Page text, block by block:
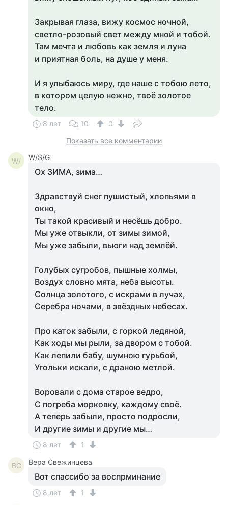
Закрывая глаза, вижу космос ночной,
светло-розовый свет между мной и тобой.
Там мечта и любовь как земля и луна
и приятная боль, на душе у меня.
И я улыбаюсь миру, где наше с тобою лето,
в котором целую нежно, твоё золотое
тело.
8 лет 10
0
Показать все комментарии
W/ W/S/G
Ох ЗИМА, зима…
Здравствуй снег пушистый, хлопьями в
окно,
Ты такой красивый и несёшь добро.
Мы уже отвыкли, от зимы зимой,
Мы уже забыли, вьюги над землёй.
Голубых сугробов, пышные холмы,
Воздух словно мята, неба высоты.
Солнца золотого, с искрами в лучах,
Серебра ночами, в звёздных небесах.
Про каток забыли, с горкой ледяной,
Как ходы мы рыли, за двором с тобой.
Как лепили бабу, шумною гурьбой,
Угольки искали, с драною метлой.
Воровали с дома старое ведро,
С погреба морковку, каждому своё.
А теперь забыли, просто подросли,
И другие зимы и другие мы…
8 лет 1
ВС Вера Свежинцева
Вот спассибо за воспрминание
8 лет 1